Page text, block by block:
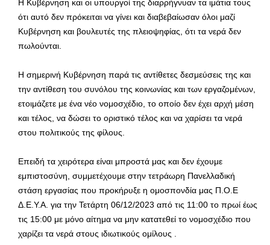
Η Κυβέρνηση και οι υπουργοί της διαρρήγνυαν τα ιμάτια τους
ότι αυτό δεν πρόκειται να γίνει και διαβεβαίωσαν όλοι μαζί
Κυβέρνηση και βουλευτές της πλειοψηφίας, ότι τα νερά δεν
πωλούνται.
Η σημερινή Κυβέρνηση παρά τις αντίθετες δεσμεύσεις της και
την αντίθεση του συνόλου της κοινωνίας και των εργαζομένων,
ετοιμάζετε με ένα νέο νομοσχέδιο, το οποίο δεν έχει αρχή μέση
και τέλος, να δώσει το οριστικό τέλος και να χαρίσει τα νερά
στου πολιτικούς της φίλους.
Επειδή τα χειρότερα είναι μπροστά μας και δεν έχουμε
εμπιστοσύνη, συμμετέχουμε στην τετράωρη Πανελλαδική
στάση εργασίας που προκήρυξε η ομοσπονδία μας Π.Ο.Ε
Δ.Ε.Υ.Α. για την Τετάρτη 06/12/2023 από τις 11:00 το πρωί έως
τις 15:00 με μόνο αίτημα να μην κατατεθεί το νομοσχέδιο που
χαρίζει τα νερά στους ιδιωτικούς ομίλους .